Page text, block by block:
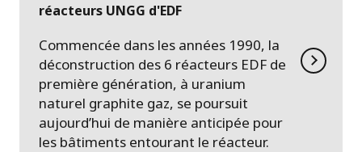
réacteurs UNGG d'EDF
Commencée dans les années 1990, la
déconstruction des 6 réacteurs EDF de
première génération, à uranium
naturel graphite gaz, se poursuit
aujourd’hui de manière anticipée pour
les bâtiments entourant le réacteur.